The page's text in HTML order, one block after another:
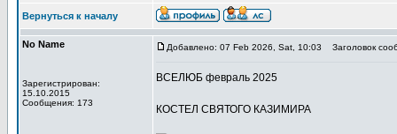
Вернуться к началу
No Name
Зарегистрирован:
15.10.2015
Сообщения: 173
Добавлено: 07 Feb 2026, Sat, 10:03 Заголовок
ВСЕЛЮБ февраль 2025
КОСТЕЛ СВЯТОГО КАЗИМИРА